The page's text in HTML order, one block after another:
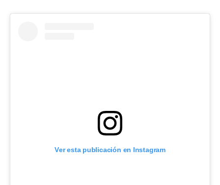
Ver esta publicación en Instagram